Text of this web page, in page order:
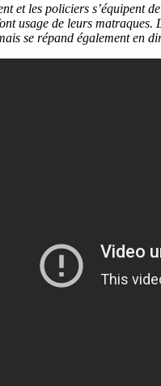
et les policiers s’équipent
usage de leurs
se répand également en